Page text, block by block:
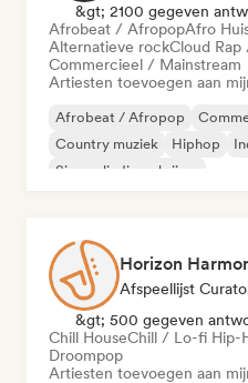
&gt; 2100 gegeven
Afrobeat / AfropopAfro
Alternatieve rockCloud
Commercieel / Mainstream
Artiesten toevoegen aan
Afrobeat / Afropop
Country muziek
Hiphop
Singer-liedjesschrijver
Horizon
Afspeellijst
&gt; 500 gegeven
Chill HouseChill / Lo-fi Hip-
Droompop
Artiesten toevoegen aan